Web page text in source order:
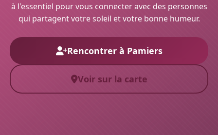
à l'essentiel pour vous connecter avec des personnes
qui partagent votre soleil et votre bonne humeur.
Rencontrer à Pamiers
Voir sur la carte